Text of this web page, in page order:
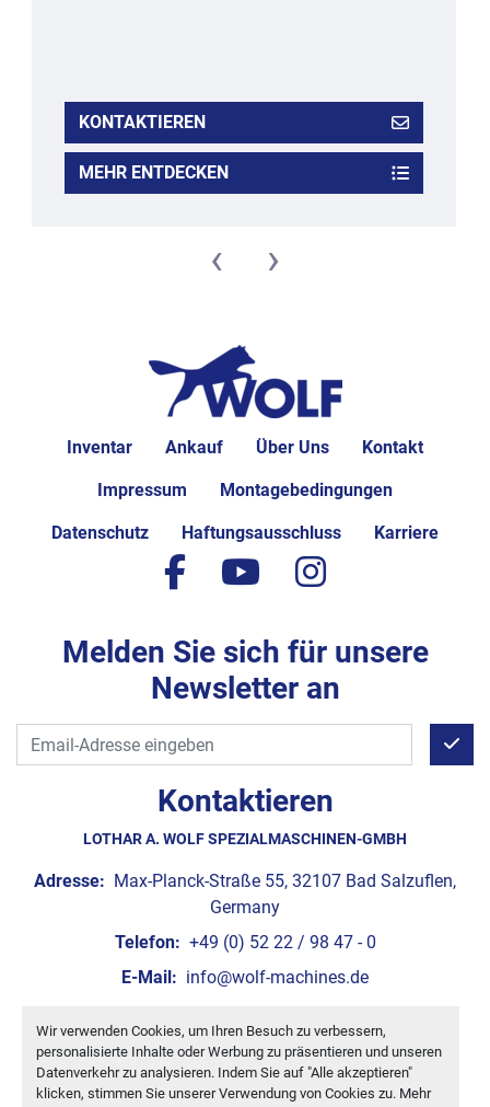
Wir verwenden Cookies, um Ihren Besuch zu verbessern,
personalisierte Inhalte oder Werbung zu präsentieren und unseren
Datenverkehr zu analysieren. Indem Sie auf "Alle akzeptieren"
klicken, stimmen Sie unserer Verwendung von Cookies zu. Mehr
KONTAKTIEREN
MEHR ENTDECKEN
‹ ›
Inventar Ankauf Über Uns Kontakt
Impressum Montagebedingungen
Datenschutz Haftungsausschluss Karriere
Kontaktieren
LOTHAR A. WOLF SPEZIALMASCHINEN-GMBH
Adresse: Max-Planck-Straße 55, 32107 Bad Salzuflen,
Germany
Telefon: +49 (0) 52 22 / 98 47 - 0
E-Mail: info@wolf-machines.de
Cookie-Einstellungen
Machinio System-Website vonMachinio
facebook
youtubeinstagram
Melden Sie sich für unsere
Newsletter an